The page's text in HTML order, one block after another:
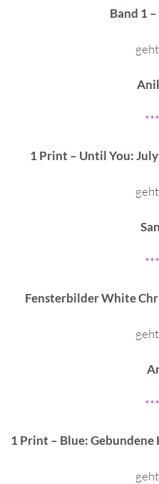
Band 1
1 Print – Until You:
Fensterbilder White
1 Print – Blue: